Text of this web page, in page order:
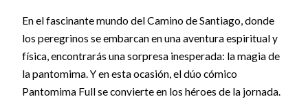
En el fascinante mundo del Camino de Santiago, donde
los peregrinos se embarcan en una aventura espiritual y
física, encontrarás una sorpresa inesperada: la magia de
la pantomima. Y en esta ocasión, el dúo cómico
Pantomima Full se convierte en los héroes de la jornada.